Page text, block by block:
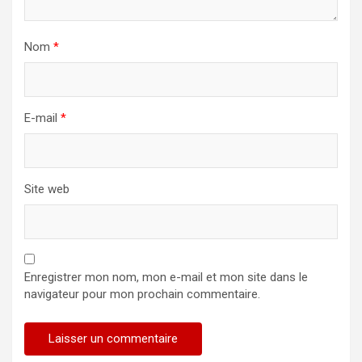
Nom *
E-mail *
Site web
Enregistrer mon nom, mon e-mail et mon site dans le
navigateur pour mon prochain commentaire.